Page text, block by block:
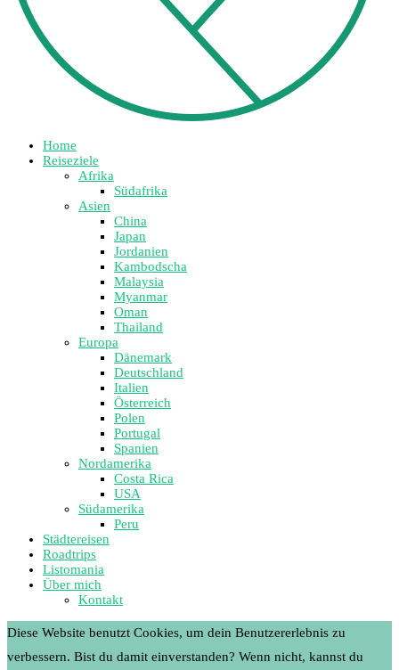
Home
Reiseziele
Afrika
Südafrika
Asien
China
Japan
Jordanien
Kambodscha
Malaysia
Myanmar
Oman
Thailand
Europa
Dänemark
Deutschland
Italien
Österreich
Polen
Portugal
Spanien
Nordamerika
Costa Rica
USA
Südamerika
Peru
Städtereisen
Roadtrips
Listomania
Über mich
Kontakt
Diese Website benutzt Cookies, um dein Benutzererlebnis zu
verbessern. Bist du damit einverstanden? Wenn nicht, kannst du